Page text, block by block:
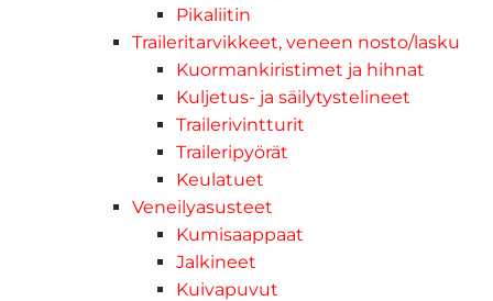
Pikaliitin
Traileritarvikkeet, veneen nosto/lasku
Kuormankiristimet ja hihnat
Kuljetus- ja säilytystelineet
Trailerivintturit
Traileripyörät
Keulatuet
Veneilyasusteet
Kumisaappaat
Jalkineet
Kuivapuvut